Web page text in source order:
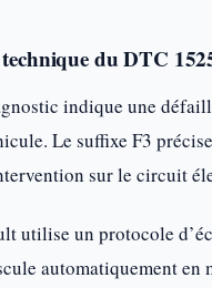
du DTC
indique une
Le suffixe F3
sur le circuit
utilise un protocole
automatiquement